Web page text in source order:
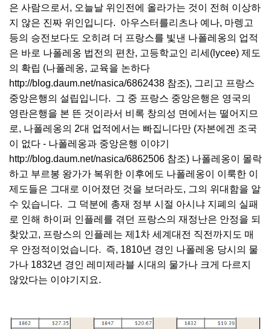
은 사람으로서, 오늘날 위인전에 올라가는 것이 전혀 이상하
지 않은 진짜 위인입니다. 아우스터를리츠나 예나, 마렝고
등의 승전보다도 오히려 더 프랑스를 빛낸 나폴레옹의 업적
은 바로 나폴레옹 법전의 편찬, 고등학교인 리세(lycee) 제도
의 확립 (나폴레옹, 교육을 논하다
http://blog.daum.net/nasica/6862438 참조), 그리고 프랑스
중앙은행의 설립입니다. 그 중 프랑스 중앙은행은 영국의
영란은행을 본 뜬 것이라서 비록 창의성 면에서는 떨어지므
로, 나폴레옹의 2대 업적에서는 빠집니다만 (자본에겐 조국
이 없다 - 나폴레옹과 중앙은행 이야기
http://blog.daum.net/nasica/6862506 참조) 나폴레옹이 몰락
하고 부르봉 왕가가 복위한 이후에도 나폴레옹이 이룩한 이
제도들은 그대로 이어졌던 것을 보더라도, 그의 위대함을 알
수 있습니다. 그 덕분에 총재 정부 시절 아시냐 지폐의 실패
로 인해 하이퍼 인플레를 겪던 프랑스의 재정난은 안정을 되
찾았고, 프랑스의 인플레는 제1차 세계대전 직전까지도 매
우 안정적이었습니다. 즉, 1810년 경인 나폴레옹 당시의 물
가나 1832년 경인 레미제라블 시대의 물가나 크게 다르지
않았다는 이야기지요.